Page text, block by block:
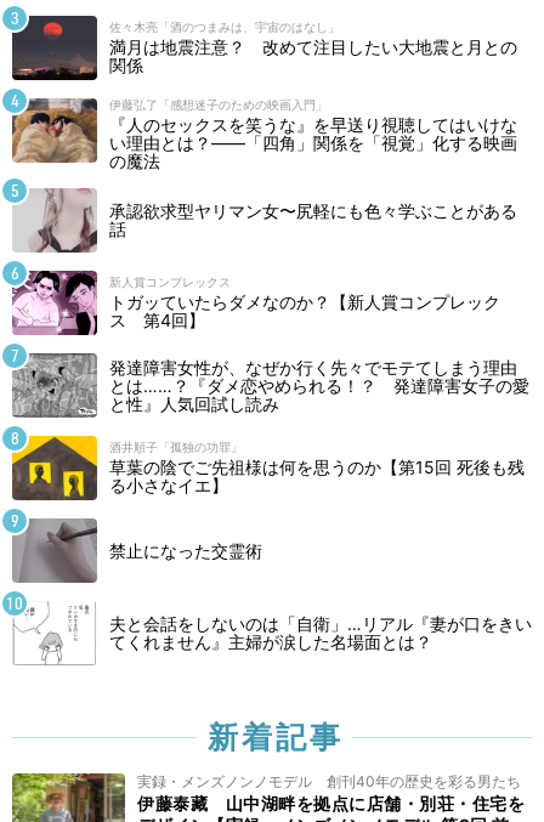
佐々木亮「酒のつまみは、宇宙のはなし」
満月は地震注意？ 改めて注目したい大地震と月との
関係
伊藤弘了「感想迷子のための映画入門」
『人のセックスを笑うな』を早送り視聴してはいけな
い理由とは？――「四角」関係を「視覚」化する映画
の魔法
承認欲求型ヤリマン女〜尻軽にも色々学ぶことがある
話
新人賞コンプレックス
トガッていたらダメなのか？【新人賞コンプレック
ス 第4回】
発達障害女性が、なぜか行く先々でモテてしまう理由
とは……？『ダメ恋やめられる！？ 発達障害女子の愛
と性』人気回試し読み
酒井順子「孤独の功罪」
草葉の陰でご先祖様は何を思うのか【第15回 死後も残
る小さなイエ】
禁止になった交霊術
夫と会話をしないのは「自衛」…リアル『妻が口をきい
てくれません』主婦が涙した名場面とは？
新着記事
実録・メンズノンノモデル 創刊40年の歴史を彩る男たち
伊藤泰藏 山中湖畔を拠点に店舗・別荘・住宅を